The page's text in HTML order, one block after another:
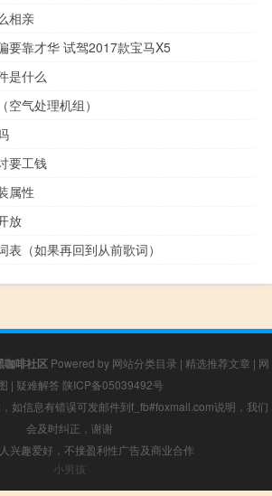
相亲
要靠才华 试驾2017款宝马X5
是什么
空气处理机组）
要工钱
属性
放
表（如果再回到从前歌词）
咖啡社区 Powered by 网站分类目录 | 精选推荐文章 | 网
| 疑难解答 陕ICP备05039492号
如信息有错误可发邮件到f_fb#foxmail.com说明，我们
会及时纠正，谢谢
兴趣爱好，不接盈利性广告及商业合作
小男孩